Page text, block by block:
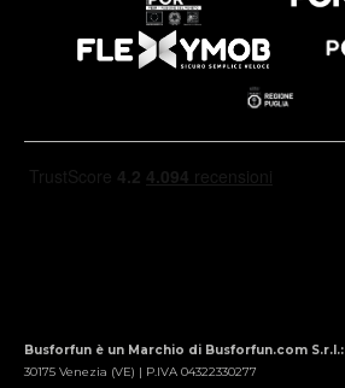
Busforfun è un Marchio di Busforfun.com S.r.l.:
30175 Venezia (VE) | P.IVA 04322330277